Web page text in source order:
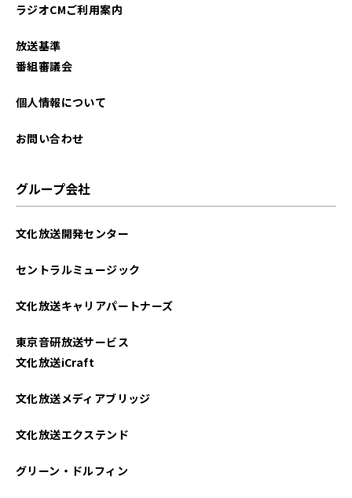
ラジオCMご利用案内
放送基準
番組審議会
個人情報について
お問い合わせ
グループ会社
文化放送開発センター
セントラルミュージック
文化放送キャリアパートナーズ
東京音研放送サービス
文化放送iCraft
文化放送メディアブリッジ
文化放送エクステンド
グリーン・ドルフィン